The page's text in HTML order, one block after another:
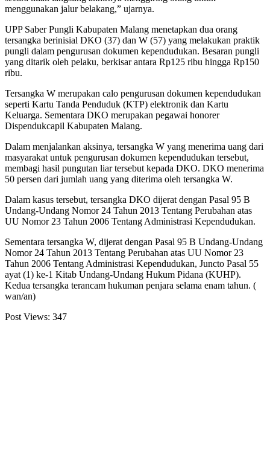
menggunakan jalur belakang,” ujarnya.
UPP Saber Pungli Kabupaten Malang menetapkan dua orang
tersangka berinisial DKO (37) dan W (57) yang melakukan praktik
pungli dalam pengurusan dokumen kependudukan. Besaran pungli
yang ditarik oleh pelaku, berkisar antara Rp125 ribu hingga Rp150
ribu.
Tersangka W merupakan calo pengurusan dokumen kependudukan
seperti Kartu Tanda Penduduk (KTP) elektronik dan Kartu
Keluarga. Sementara DKO merupakan pegawai honorer
Dispendukcapil Kabupaten Malang.
Dalam menjalankan aksinya, tersangka W yang menerima uang dari
masyarakat untuk pengurusan dokumen kependudukan tersebut,
membagi hasil pungutan liar tersebut kepada DKO. DKO menerima
50 persen dari jumlah uang yang diterima oleh tersangka W.
Dalam kasus tersebut, tersangka DKO dijerat dengan Pasal 95 B
Undang-Undang Nomor 24 Tahun 2013 Tentang Perubahan atas
UU Nomor 23 Tahun 2006 Tentang Administrasi Kependudukan.
Sementara tersangka W, dijerat dengan Pasal 95 B Undang-Undang
Nomor 24 Tahun 2013 Tentang Perubahan atas UU Nomor 23
Tahun 2006 Tentang Administrasi Kependudukan, Juncto Pasal 55
ayat (1) ke-1 Kitab Undang-Undang Hukum Pidana (KUHP).
Kedua tersangka terancam hukuman penjara selama enam tahun. (
wan/an)
Post Views: 347